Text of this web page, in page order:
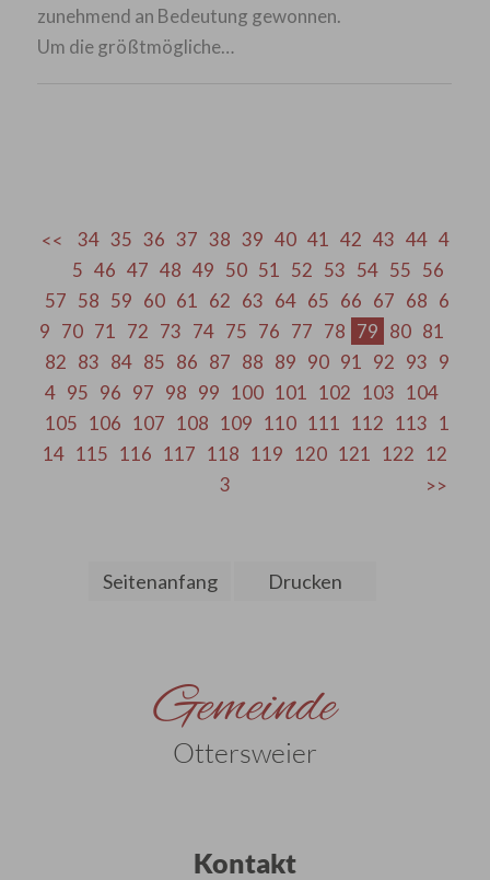
zunehmend an Bedeutung gewonnen.
Um die größtmögliche…
34 35 36 37 38 39 40 41 42 43 44 4
5 46 47 48 49 50 51 52 53 54 55 56
57 58 59 60 61 62 63 64 65 66 67 68 6
9 70 71 72 73 74 75 76 77 78 79 80 81
82 83 84 85 86 87 88 89 90 91 92 93 9
4 95 96 97 98 99 100 101 102 103 104
105 106 107 108 109 110 111 112 113 1
14 115 116 117 118 119 120 121 122 12
3
Seitenanfang Drucken
Gemeinde
Ottersweier
Kontakt